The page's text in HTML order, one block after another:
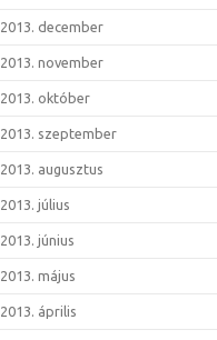
2013. december
2013. november
2013. október
2013. szeptember
2013. augusztus
2013. július
2013. június
2013. május
2013. április